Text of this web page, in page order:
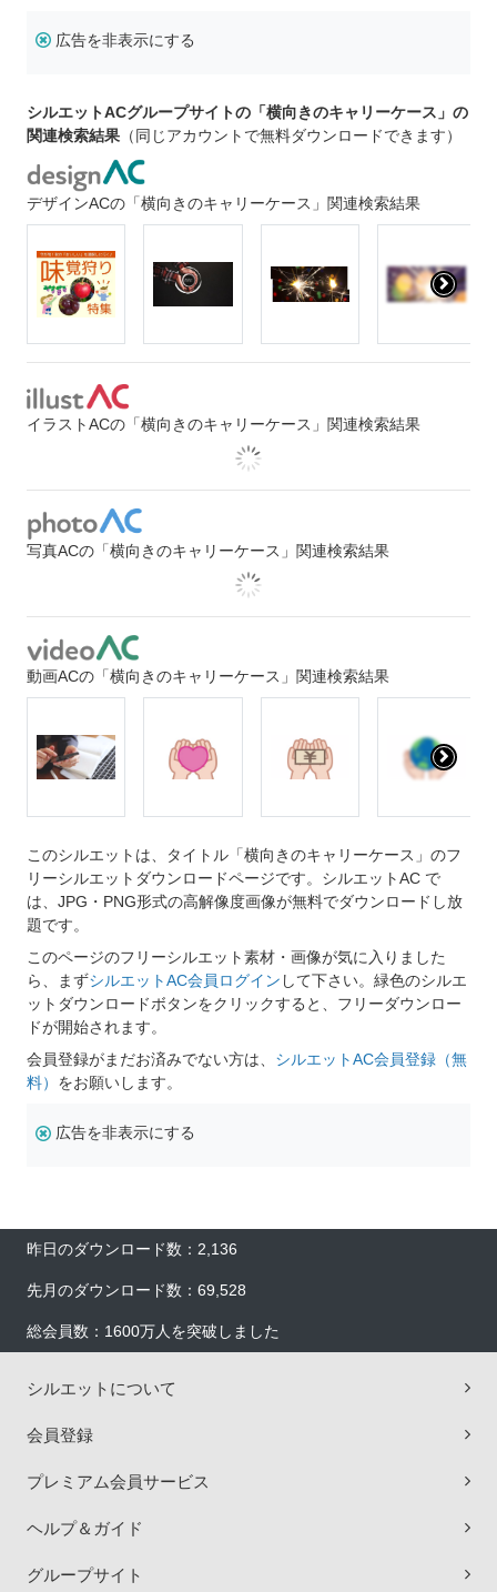
広告を非表示にする
シルエットACグループサイトの「横向きのキャリーケース」の
関連検索結果 （同じアカウントで無料ダウンロードできます）
デザインACの「横向きのキャリーケース」関連検索結果
イラストACの「横向きのキャリーケース」関連検索結果
写真ACの「横向きのキャリーケース」関連検索結果
動画ACの「横向きのキャリーケース」関連検索結果
このシルエットは、タイトル「横向きのキャリーケース」のフ
リーシルエットダウンロードページです。シルエットAC で
は、JPG・PNG形式の高解像度画像が無料でダウンロードし放
題です。
このページのフリーシルエット素材・画像が気に入りました
ら、まずシルエットAC会員ログイン して下さい。緑色のシルエ
ットダウンロードボタンをクリックすると、フリーダウンロー
ドが開始されます。
会員登録がまだお済みでない方は、 シルエットAC会員登録（無
料） をお願いします。
広告を非表示にする
昨日のダウンロード数：2,136
先月のダウンロード数：69,528
総会員数：1600万人を突破しました
シルエットについて
会員登録
プレミアム会員サービス
ヘルプ＆ガイド
グループサイト